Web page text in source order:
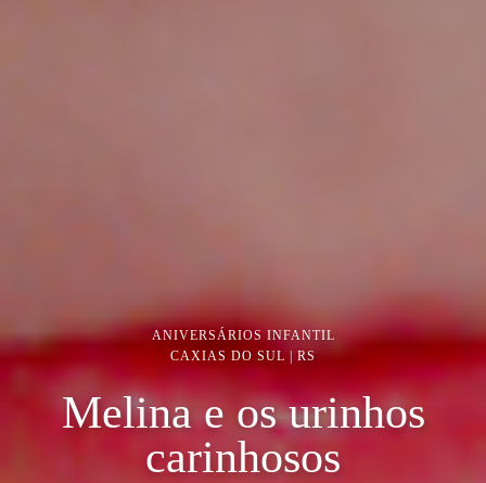
ANIVERSÁRIOS INFANTIL
CAXIAS DO SUL | RS
Melina e os urinhos
carinhosos